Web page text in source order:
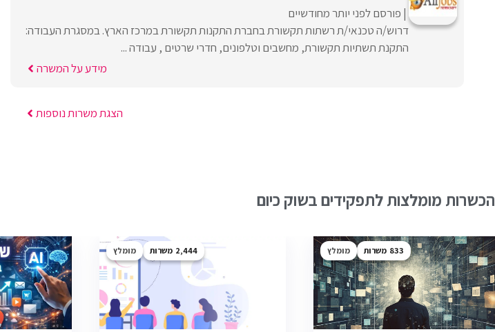
פורסם לפני יותר מחודשיים
דרוש/ה טכנאי/ת רשתות תקשורת בחברת התקנות תקשורת במרכז הארץ. במסגרת העבודה:
התקנת תשתיות תקשורת, מחשבים וטלפונים, חדרי שרטים , עבודה ...
מידע על המשרה
הצגת משרות נוספות
הכשרות מומלצות לתפקידים בשוק כיום
833 מומלץ 2,444 מומלץ